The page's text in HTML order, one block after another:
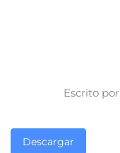
Escrito por
Descargar